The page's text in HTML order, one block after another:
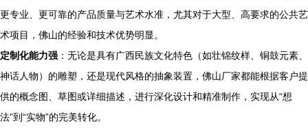
更专业、更可靠的产品质量与艺术水准，尤其对于大型、高要求的公共艺
术项目，佛山的经验和技术优势明显。
定制化能力强 ：无论是具有广西民族文化特色（如壮锦纹样、铜鼓元素、
神话人物）的雕塑，还是现代风格的抽象装置，佛山厂家都能根据客户提
供的概念图、草图或详细描述，进行深化设计和精准制作，实现从“想
法”到“实物”的完美转化。